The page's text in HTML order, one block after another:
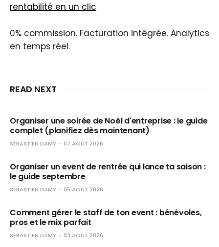
rentabilité en un clic
0% commission. Facturation intégrée. Analytics
en temps réel.
READ NEXT
Organiser une soirée de Noël d'entreprise : le guide
complet (planifiez dès maintenant)
SÉBASTIEN DAMY 07 AOÛT 2026
Organiser un event de rentrée qui lance ta saison :
le guide septembre
SÉBASTIEN DAMY 05 AOÛT 2026
Comment gérer le staff de ton event : bénévoles,
pros et le mix parfait
SÉBASTIEN DAMY 03 AOÛT 2026